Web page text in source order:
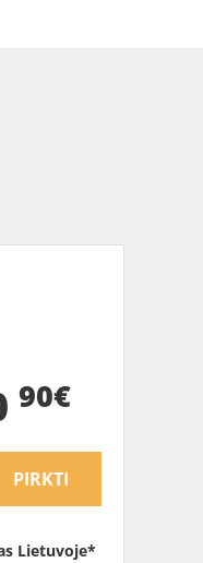
90€
PIRKTI
Lietuvoje*